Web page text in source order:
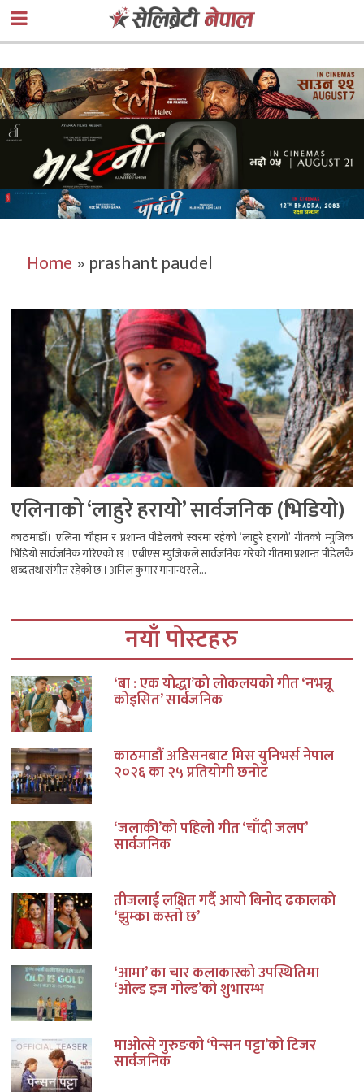
Home»prashant paudel
एलिनाको ‘लाहुरे हरायो’ सार्वजनिक (भिडियो)
काठमाडौं। एलिना चौहान र प्रशान्त पौडेलको स्वरमा रहेको ‘लाहुरे हरायो’ गीतको म्युजिक
भिडियो सार्वजनिक गरिएको छ । एबीएस म्युजिकले सार्वजनिक गरेको गीतमा प्रशान्त पौडेलकै
शब्द तथा संगीत रहेको छ । अनिल कुमार मानान्धरले...
नयाँ पोस्टहरु
‘बा : एक योद्धा’को लोकलयको गीत ‘नभन्नू
कोइसित’ सार्वजनिक
काठमाडौं अडिसनबाट मिस युनिभर्स नेपाल
२०२६ का २५ प्रतियोगी छनोट
‘जलाकी’को पहिलो गीत ‘चाँदी जलप’
सार्वजनिक
तीजलाई लक्षित गर्दै आयो बिनोद ढकालको
‘झुम्का कस्तो छ’
‘आमा’ का चार कलाकारको उपस्थितिमा
‘ओल्ड इज गोल्ड’को शुभारम्भ
माओत्से गुरुङको ‘पेन्सन पट्टा’को टिजर
सार्वजनिक